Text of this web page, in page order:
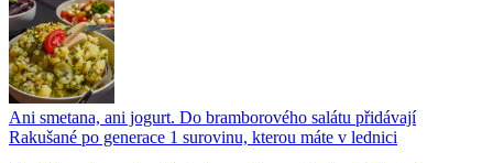
Ani smetana, ani jogurt. Do bramborového salátu přidávají
Rakušané po generace 1 surovinu, kterou máte v lednici